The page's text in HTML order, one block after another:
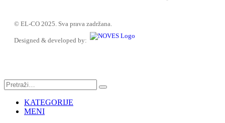
© EL-CO 2025. Sva prava zadržana.
Designed & developed by:
KATEGORIJE
MENI